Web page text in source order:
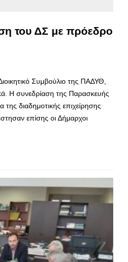
του ΔΣ με πρόεδρο
Συμβούλιο της ΠΑΔΥΘ,
Η συνεδρίαση της Παρασκευής
διαδημοτικής επιχείρησης
επίσης οι Δήμαρχοι